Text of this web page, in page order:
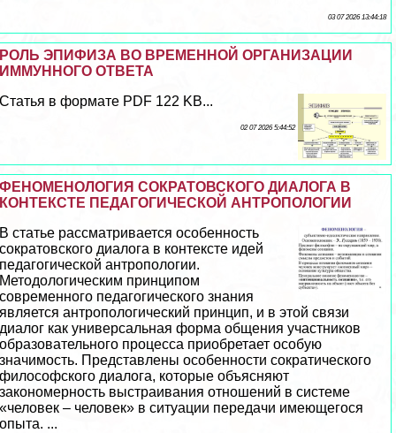
03 07 2026 13:44:18
РОЛЬ ЭПИФИЗА ВО ВРЕМЕННОЙ ОРГАНИЗАЦИИ
ИММУННОГО ОТВЕТА
Статья в формате PDF 122 KB...
02 07 2026 5:44:52
ФЕНОМЕНОЛОГИЯ СОКРАТОВСКОГО ДИАЛОГА В
КОНТЕКСТЕ ПЕДАГОГИЧЕСКОЙ АНТРОПОЛОГИИ
В статье рассматривается особенность
сократовского диалога в контексте идей
педагогической антропологии.
Методологическим принципом
современного педагогического знания
является антропологический принцип, и в этой связи
диалог как универсальная форма общения участников
образовательного процесса приобретает особую
значимость. Представлены особенности сократического
философского диалога, которые объясняют
закономерность выстраивания отношений в системе
«человек – человек» в ситуации передачи имеющегося
опыта. ...